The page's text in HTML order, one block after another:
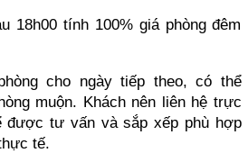
18h00 tính 100% giá phòng đêm
cho ngày tiếp theo, có thể
muộn. Khách nên liên hệ trực
được tư vấn và sắp xếp phù hợp
tế.